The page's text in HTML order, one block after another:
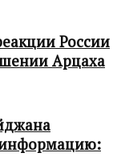
России
Арцаха